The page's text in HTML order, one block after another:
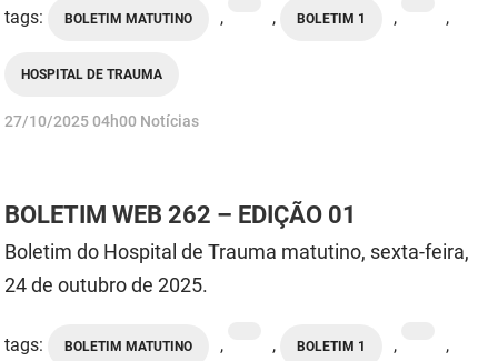
tags: BOLETIM MATUTINO , , BOLETIM 1 , ,
HOSPITAL DE TRAUMA
publicado
27/10/202504h00 Notícias
BOLETIM WEB 262 – EDIÇÃO 01
Boletim do Hospital de Trauma matutino, sexta-feira,
24 de outubro de 2025.
tags: BOLETIM MATUTINO , , BOLETIM 1 , ,